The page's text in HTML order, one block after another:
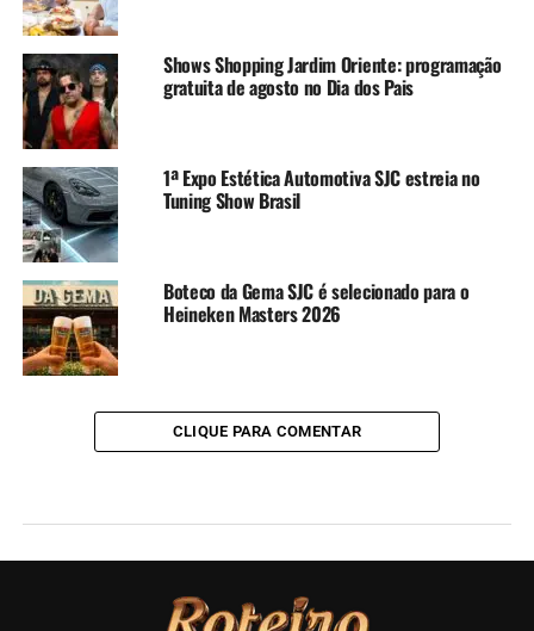
Shows Shopping Jardim Oriente: programação
gratuita de agosto no Dia dos Pais
1ª Expo Estética Automotiva SJC estreia no
Tuning Show Brasil
Boteco da Gema SJC é selecionado para o
Heineken Masters 2026
CLIQUE PARA COMENTAR